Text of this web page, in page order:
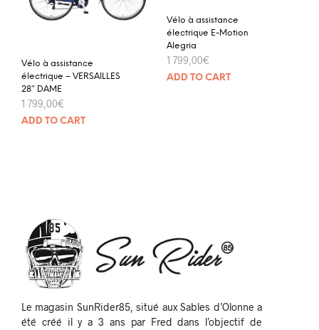
Vélo à assistance
électrique – VERSAILLES
28″ DAME
1 799,00€
ADD TO CART
Vélo à assistance
électrique E-Motion
Alegria
1 799,00€
ADD TO CART
Le magasin SunRider85, situé aux Sables d’Olonne a
été créé il y a 3 ans par Fred dans l’objectif de